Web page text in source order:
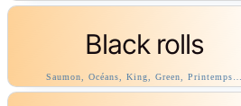
Black rolls
Saumon, Océans, King, Green, Printemps…